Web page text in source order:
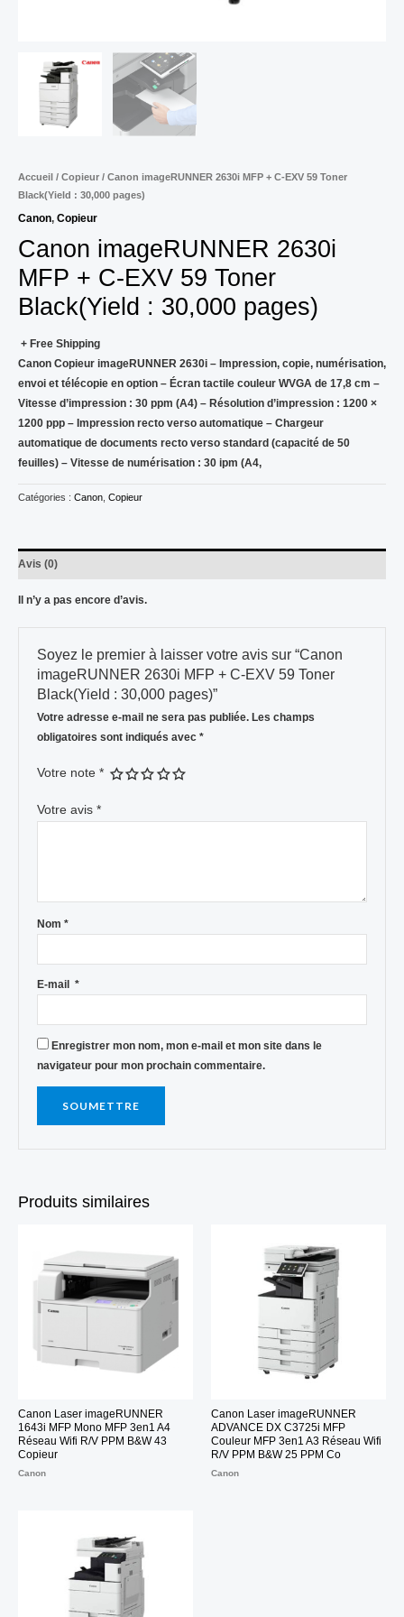
Accueil / Copieur / Canon imageRUNNER 2630i MFP + C-EXV 59 Toner
Black(Yield : 30,000 pages)
Canon, Copieur
Canon imageRUNNER 2630i
MFP + C-EXV 59 Toner
Black(Yield : 30,000 pages)
+ Free Shipping
Canon Copieur imageRUNNER 2630i – Impression, copie, numérisation,
envoi et télécopie en option – Écran tactile couleur WVGA de 17,8 cm –
Vitesse d’impression : 30 ppm (A4) – Résolution d’impression : 1200 ×
1200 ppp – Impression recto verso automatique – Chargeur
automatique de documents recto verso standard (capacité de 50
feuilles) – Vitesse de numérisation : 30 ipm (A4,
Catégories : Canon Copieur
Avis (0)
Il n’y a pas encore d’avis.
Soyez le premier à laisser votre avis sur “Canon
imageRUNNER 2630i MFP + C-EXV 59 Toner
Black(Yield : 30,000 pages)”
Votre adresse e-mail ne sera pas publiée. Les champs
obligatoires sont indiqués avec *
Votre note *
Votre avis *
Nom *
E-mail *
Enregistrer mon nom, mon e-mail et mon site dans le
navigateur pour mon prochain commentaire.
Produits similaires
Canon Laser imageRUNNER
1643i MFP Mono MFP 3en1 A4
Réseau Wifi R/V PPM B&W 43
Copieur
Canon
Canon Laser imageRUNNER
ADVANCE DX C3725i MFP
Couleur MFP 3en1 A3 Réseau Wifi
R/V PPM B&W 25 PPM Co
Canon